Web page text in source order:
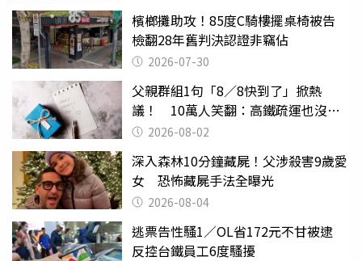
檳榔攤助攻！85度C騎樓擺桌椅被告
檢翻28年舊判決認證非竊佔
2026-07-30
父親群組1句「8／8快到了」掀熱
議！ 10萬人笑翻：高鐵疏運也沒列
父親節
2026-08-02
深入森林10分鐘藏屍！父涉殺害9歲愛
女 恐怖藏屍手法全曝光
2026-08-04
逃票告性騷1／OL省172元不甘被逮
反控台鐵員工6度騷擾